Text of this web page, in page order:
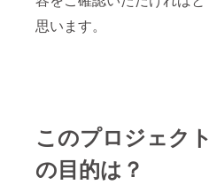
思います。
このプロジェクト
の目的は？